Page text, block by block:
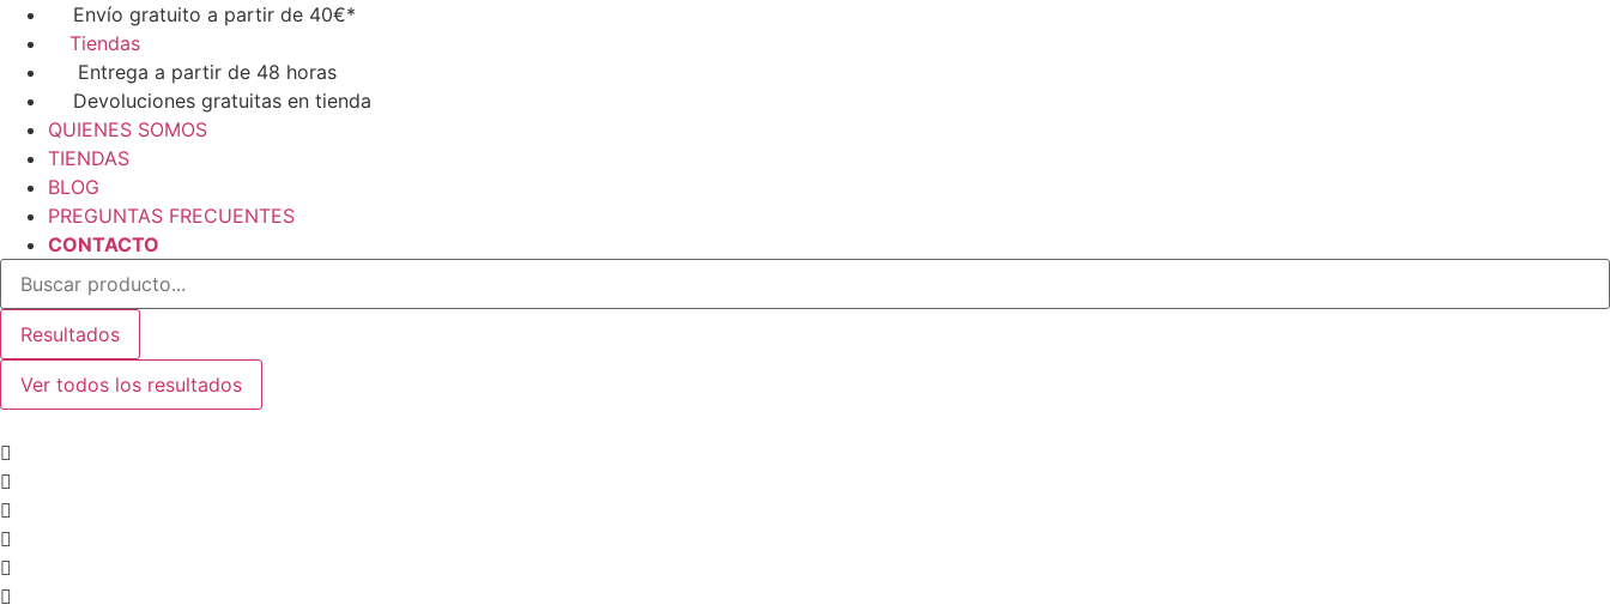
contenido
Envío gratuito a partir de 40€*
Tiendas
Entrega a partir de 48 horas
Devoluciones gratuitas en tienda
QUIENES SOMOS
TIENDAS
BLOG
PREGUNTAS FRECUENTES
CONTACTO
Search
Resultados
Ver todos los resultados